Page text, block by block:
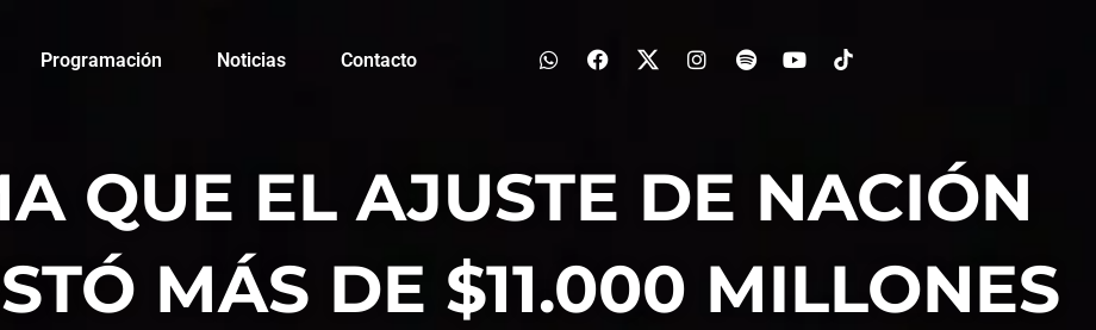
Programación Noticias Contacto
QUE EL AJUSTE DE NACIÓN
MÁS DE $11.000 MILLONES